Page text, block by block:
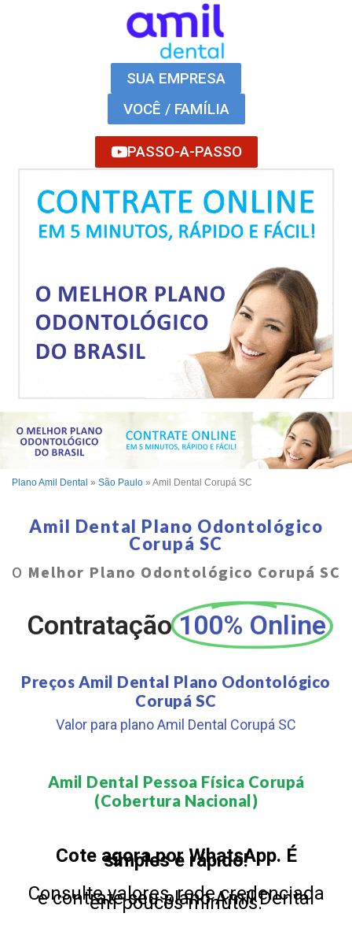
SUA EMPRESA
VOCÊ / FAMÍLIA
PASSO-A-PASSO
Plano Amil Dental » São Paulo » Amil Dental Corupá SC
Amil Dental Plano Odontológico
Corupá SC
O Melhor Plano Odontológico Corupá SC
Contratação 100% Online
Preços Amil Dental Plano Odontológico
Corupá SC
Valor para plano Amil Dental Corupá SC
Amil Dental Pessoa Física Corupá
(Cobertura Nacional)​
Cote agora por WhatsApp. É
simples e rápido!
Consulte valores, rede credenciada
e contrate seu plano Amil Dental
em poucos minutos.